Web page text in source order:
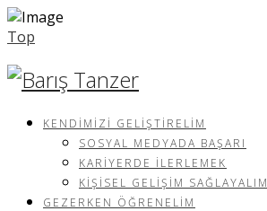
Top
KENDIMIZI GELIŞTIRELIM
SOSYAL MEDYADA BAŞARI
KARIYERDE İLERLEMEK
KIŞISEL GELIŞIM SAĞLAYALIM
GEZERKEN ÖĞRENELIM